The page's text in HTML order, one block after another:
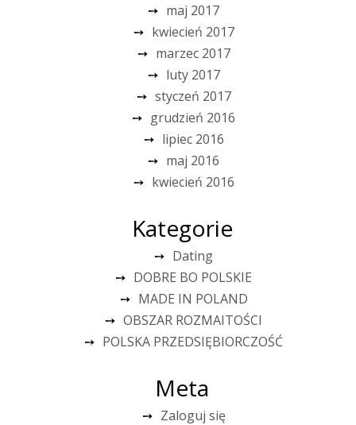
maj 2017
kwiecień 2017
marzec 2017
luty 2017
styczeń 2017
grudzień 2016
lipiec 2016
maj 2016
kwiecień 2016
Kategorie
Dating
DOBRE BO POLSKIE
MADE IN POLAND
OBSZAR ROZMAITOŚCI
POLSKA PRZEDSIĘBIORCZOŚĆ
Meta
Zaloguj się